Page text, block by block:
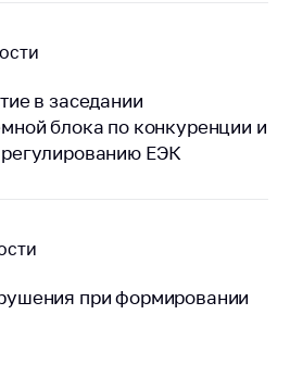
и
в заседании
блока по конкуренции и
ЕЭК
при формировании